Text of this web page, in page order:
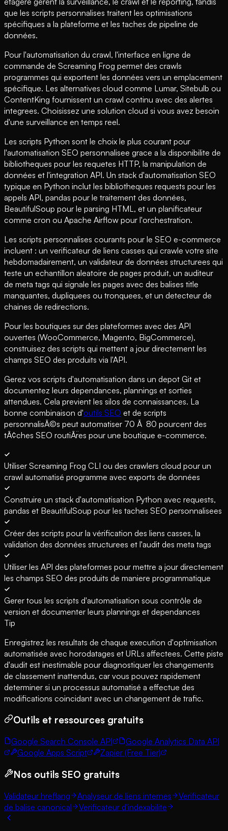
que les scripts personnalises traitent les optimisations
spécifiques a la plateforme et les taches de pipeline de
données.
Pour l'automatisation du crawl, l'interface en ligne de
commande de Screaming Frog permet des crawls
programmes qui exportent les données vers un emplacement
spécifique. Les alternatives cloud comme Lumar, Sitebulb ou
ContentKing fournissent un crawl continu avec des alertes
integrees. Choisissez une solution cloud si vous avez besoin
d'une surveillance en temps reel.
Les scripts Python sont le choix le plus courant pour
l'automatisation SEO personnalisee grace a la disponibilite de
bibliotheques pour les requetes HTTP, la manipulation de
données et l'integration API. Un stack d'automatisation SEO
typique en Python inclut les bibliotheques requests pour les
appels API, pandas pour le traitement des données,
BeautifulSoup pour le parsing HTML, et un planificateur
comme cron ou Apache Airflow pour l'orchestration.
Les scripts personnalises courants pour le SEO e-commerce
incluent : un verificateur de liens casses qui crawle votre site
hebdomadairement, un validateur de données structurees qui
teste un echantillon aleatoire de pages produit, un auditeur
de meta tags qui signale les pages avec des balises title
manquantes, dupliquees ou tronquees, et un detecteur de
chaines de redirections.
Pour les boutiques sur des plateformes avec des API
ouvertes (WooCommerce, Magento, BigCommerce),
construisez des scripts qui mettent a jour directement les
champs SEO des produits via l'API.
Gerez vos scripts d'automatisation dans un depot Git et
documentez leurs dependances, plannings et sorties
attendues. Cela previent les silos de connaissances. La
bonne combinaison d'outils SEO et de scripts
personnalisÃ©s peut automatiser 70 Ã 80 pourcent des
tÃ¢ches SEO routiÃ¨res pour une boutique e-commerce.
Utiliser Screaming Frog CLI ou des crawlers cloud pour un
crawl automatisé programme avec exports de données
Construire un stack d'automatisation Python avec requests,
pandas et BeautifulSoup pour les taches SEO personnalisees
Créer des scripts pour la vérification des liens casses, la
validation des données structurees et l'audit des meta tags
Utiliser les API des plateformes pour mettre a jour directement
les champs SEO des produits de maniere programmatique
Gerer tous les scripts d'automatisation sous contrôle de
version et documenter leurs plannings et dependances
Tip
Enregistrez les resultats de chaque execution d'optimisation
automatisée avec horodatages et URLs affectees. Cette piste
d'audit est inestimable pour diagnostiquer les changements
de classement inattendus, car vous pouvez rapidement
determiner si un processus automatisé a effectue des
modifications coincidant avec un changement de trafic.
Outils et ressources gratuits
Google Search Console API
Google Analytics Data API
Google Apps Script
Zapier (Free Tier)
Nos outils SEO gratuits
Validateur hreflang Analyseur de liens internes
Verificateur
de balise canonical
Verificateur d'indexabilite